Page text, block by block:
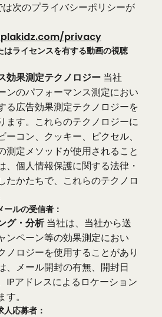
次のプライバシーポリシーが
privacy
はライセンスを有する動画の視聴
効果測定テクノロジー 当社
ンのパフォーマンス測定におい
る広告効果測定テクノロジーを
ます。これらのテクノロジーに
ーコン、クッキー、ピクセル、
測定メソッドが使用されること
、個人情報保護に関する法律・
たかたちで、これらのテクノロ
ルの受信者：
グ・分析当社は、当社から送
ンペーン等の効果測定におい
ノロジーを使用することがあり
、メール開封の有無、開封日
IPアドレスによるロケーション
。
応募者：